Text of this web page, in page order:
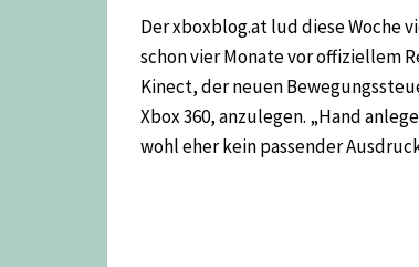
Der xboxblog.at lud diese Woche
schon vier Monate vor offiziellem
Kinect, der neuen
Xbox 360, anzulegen. „Hand
wohl eher kein passender